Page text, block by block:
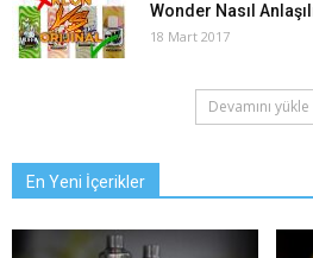
Wonder Nasıl
18 Mart 2017
Devamını yükle
En Yeni İçerikler